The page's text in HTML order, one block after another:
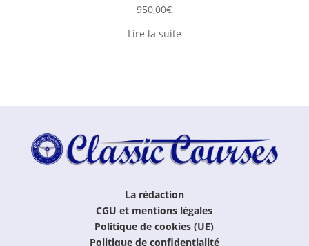
950,00€
Lire la suite
La rédaction
CGU et mentions légales
Politique de cookies (UE)
Politique de confidentialité